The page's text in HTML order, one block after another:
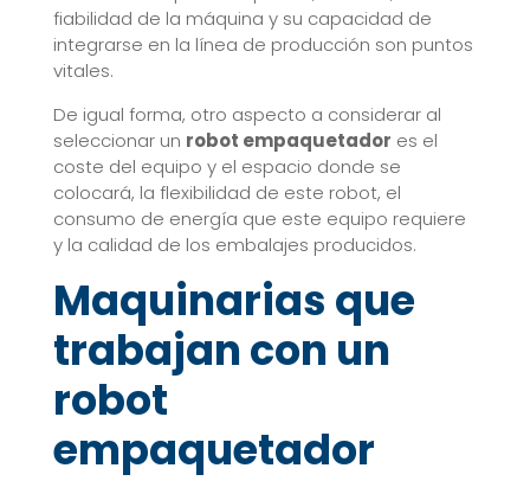
fiabilidad de la máquina y su capacidad de
integrarse en la línea de producción son puntos
vitales.
De igual forma, otro aspecto a considerar al
seleccionar un robot empaquetador es el
coste del equipo y el espacio donde se
colocará, la flexibilidad de este robot, el
consumo de energía que este equipo requiere
y la calidad de los embalajes producidos.
Maquinarias que
trabajan con un
robot
empaquetador